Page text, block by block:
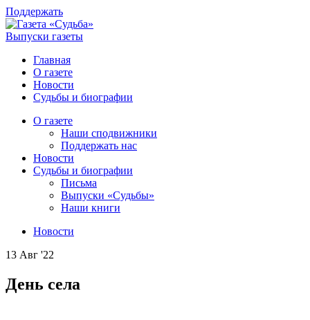
Поддержать
Выпуски газеты
Главная
О газете
Новости
Судьбы и биографии
О газете
Наши сподвижники
Поддержать нас
Новости
Судьбы и биографии
Письма
Выпуски «Судьбы»
Наши книги
Новости
13 Авг '22
День села